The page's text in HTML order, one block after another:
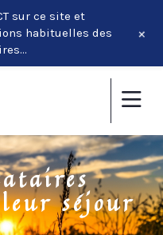
séjour
sur ce site et
habituelles des
+